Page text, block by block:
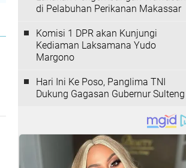
di Pelabuhan Perikanan Makassar
Komisi 1 DPR akan Kunjungi
Kediaman Laksamana Yudo
Margono
Hari Ini Ke Poso, Panglima TNI
Dukung Gagasan Gubernur Sulteng